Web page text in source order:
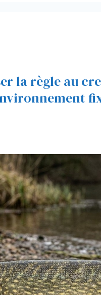
la règle au